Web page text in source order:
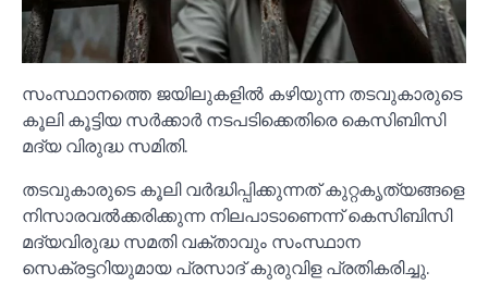
സംസ്ഥാനത്തെ ജയിലുകളില്‍ കഴിയുന്ന തടവുകാരുടെ
കൂലി കൂട്ടിയ സർക്കാർ നടപടിക്കെതിരെ കെസിബിസി
മദ്യ വിരുദ്ധ സമിതി.
തടവുകാരുടെ കൂലി വർദ്ധിപ്പിക്കുന്നത് കുറ്റകൃത്യങ്ങളെ
നിസാരവല്‍ക്കരിക്കുന്ന നിലപാടാണെന്ന് കെസിബിസി
മദ്യവിരുദ്ധ സമതി വക്താവും സംസ്ഥാന
സെക്രട്ടറിയുമായ പ്രസാദ് കുരുവിള പ്രതികരിച്ചു.